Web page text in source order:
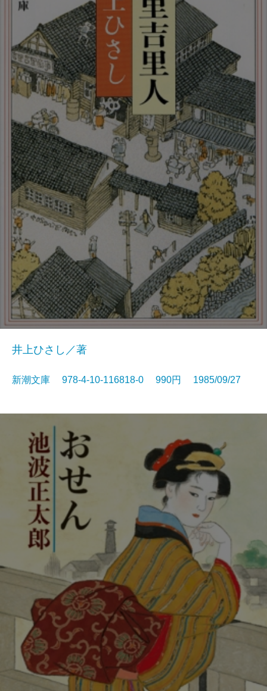
井上ひさし／著
新潮文庫 978-4-10-116818-0 990円 1985/09/27